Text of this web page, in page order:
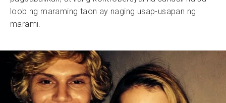
loob ng maraming taon ay naging usap-usapan ng
marami.